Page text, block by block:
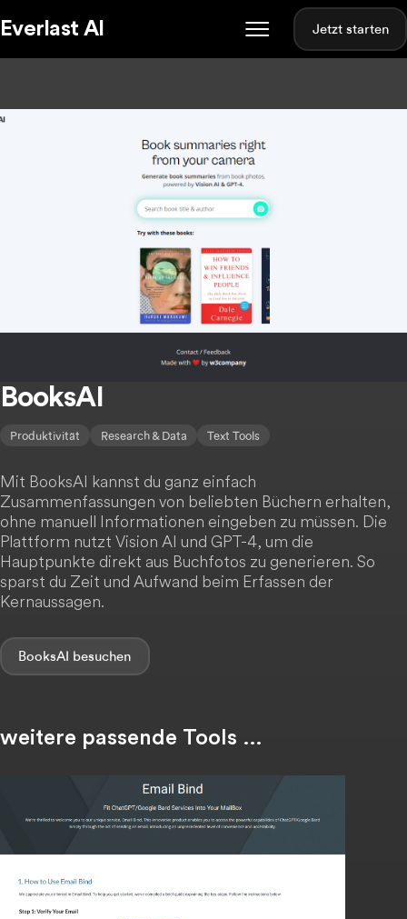
Everlast AI Jetzt starten
BooksAI
Produktivität Research & Data Text Tools
Mit BooksAI kannst du ganz einfach
Zusammenfassungen von beliebten Büchern erhalten,
ohne manuell Informationen eingeben zu müssen. Die
Plattform nutzt Vision AI und GPT-4, um die
Hauptpunkte direkt aus Buchfotos zu generieren. So
sparst du Zeit und Aufwand beim Erfassen der
Kernaussagen.
BooksAI
weitere passende Tools …